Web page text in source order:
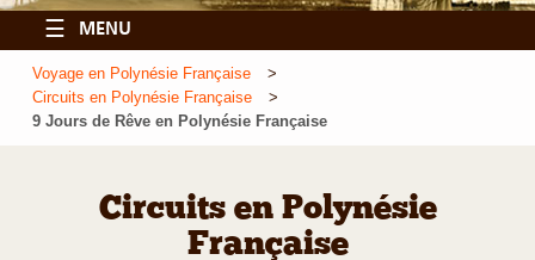
☰ MENU
Voyage en Polynésie Française
Circuits en Polynésie Française
9 Jours de Rêve en Polynésie Française
Circuits en Polynésie
Française